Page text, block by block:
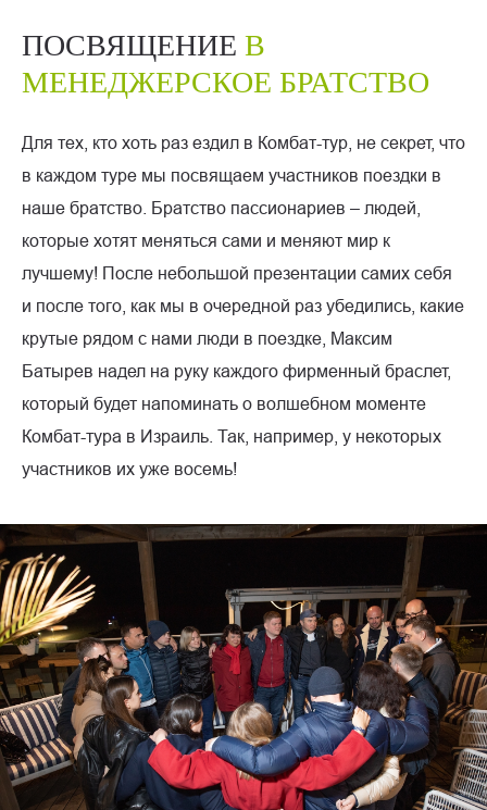
ПОСВЯЩЕНИЕ В
МЕНЕДЖЕРСКОЕ БРАТСТВО
Для тех, кто хоть раз ездил в Комбат-тур, не секрет, что
в каждом туре мы посвящаем участников поездки в
наше братство. Братство пассионариев – людей,
которые хотят меняться сами и меняют мир к
лучшему! После небольшой презентации самих себя
и после того, как мы в очередной раз убедились, какие
крутые рядом с нами люди в поездке, Максим
Батырев надел на руку каждого фирменный браслет,
который будет напоминать о волшебном моменте
Комбат-тура в Израиль. Так, например, у некоторых
участников их уже восемь!